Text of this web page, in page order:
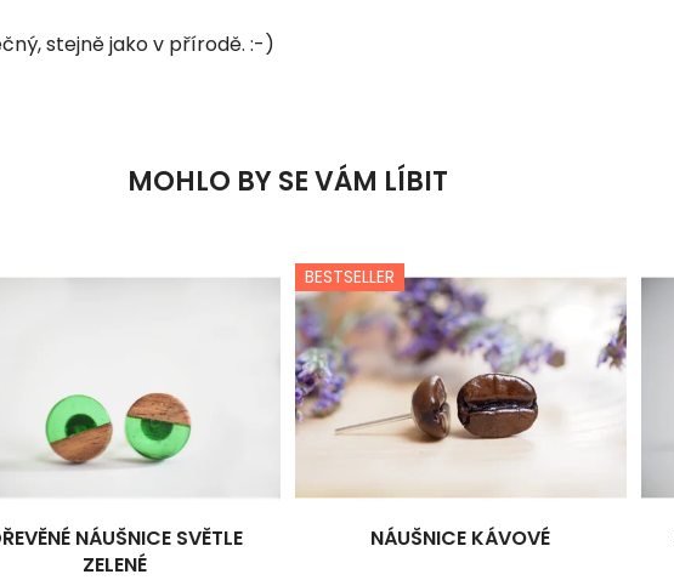
stejně jako v přírodě. :-)
MOHLO BY SE VÁM LÍBIT
NÁUŠNICE SVĚTLE
ZELENÉ
BESTSELLER
NÁUŠNICE KÁVOVÉ